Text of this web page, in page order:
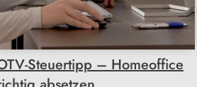
Steuertipp – Homeoffice